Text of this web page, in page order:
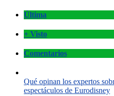
Última
+ Visto
Comentarios
Qué opinan los expertos
espectáculos de Eurodisney